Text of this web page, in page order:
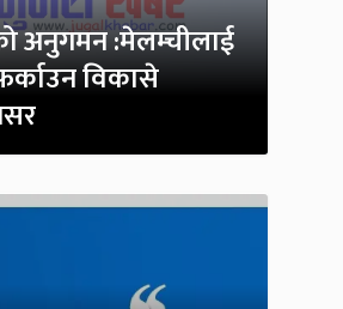
अनुगमन :मेलम्चीलाई
विकासे